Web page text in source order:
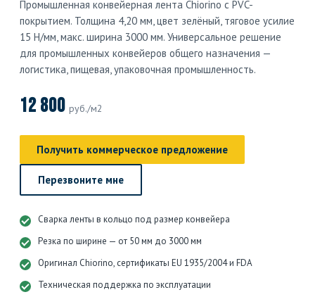
Промышленная конвейерная лента Chiorino с PVC-
покрытием. Толщина 4,20 мм, цвет зелёный, тяговое усилие
15 Н/мм, макс. ширина 3000 мм. Универсальное решение
для промышленных конвейеров общего назначения —
логистика, пищевая, упаковочная промышленность.
12 800 руб./м2
Получить коммерческое предложение
Перезвоните мне
Сварка ленты в кольцо под размер конвейера
Резка по ширине — от 50 мм до 3000 мм
Оригинал Chiorino, сертификаты EU 1935/2004 и FDA
Техническая поддержка по эксплуатации